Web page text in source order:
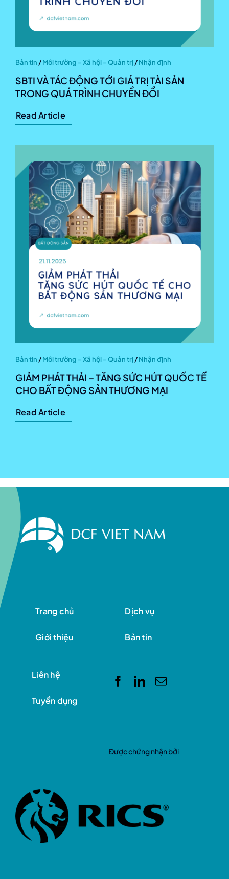
Bản tin /Môi trường – Xã hội – Quản trị/Nhận định
SBTI VÀ TÁC ĐỘNG TỚI GIÁ TRỊ TÀI SẢN
TRONG QUÁ TRÌNH CHUYỂN ĐỔI
Read Article
Bản tin /Môi trường – Xã hội – Quản trị/Nhận định
GIẢM PHÁT THẢI – TĂNG SỨC HÚT QUỐC TẾ
CHO BẤT ĐỘNG SẢN THƯƠNG MẠI
Read Article
Trang chủ
Giới thiệu
Dịch vụ
Bản tin
Liên hệ
Tuyển dụng
Được chứng nhận bởi